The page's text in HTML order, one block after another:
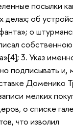
посылки
об
о
3. Указ
подписывать и,
Доменико
мелких
о списке
что изволил